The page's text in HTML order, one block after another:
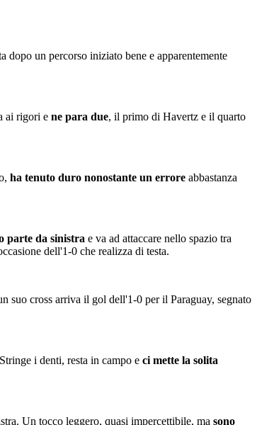
un percorso iniziato bene e apparentemente
ai rigori e ne para due, il primo di Havertz e il quarto
ha tenuto duro nonostante un errore abbastanza
parte da sinistra e va ad attaccare nello spazio tra
dell'1-0 che realizza di testa.
suo cross arriva il gol dell'1-0 per il Paraguay, segnato
i denti, resta in campo e ci mette la solita
Un tocco leggero, quasi impercettibile, ma sono